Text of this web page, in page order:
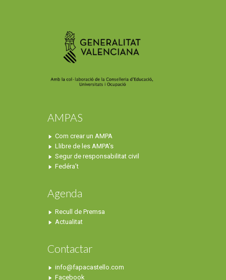
AMPAS
Com crear un AMPA
Llibre de les AMPA’s
Segur de responsabilitat civil
Fedéra’t
Agenda
Recull de Premsa
Actualitat
Contactar
info@fapacastello.com
Facebook